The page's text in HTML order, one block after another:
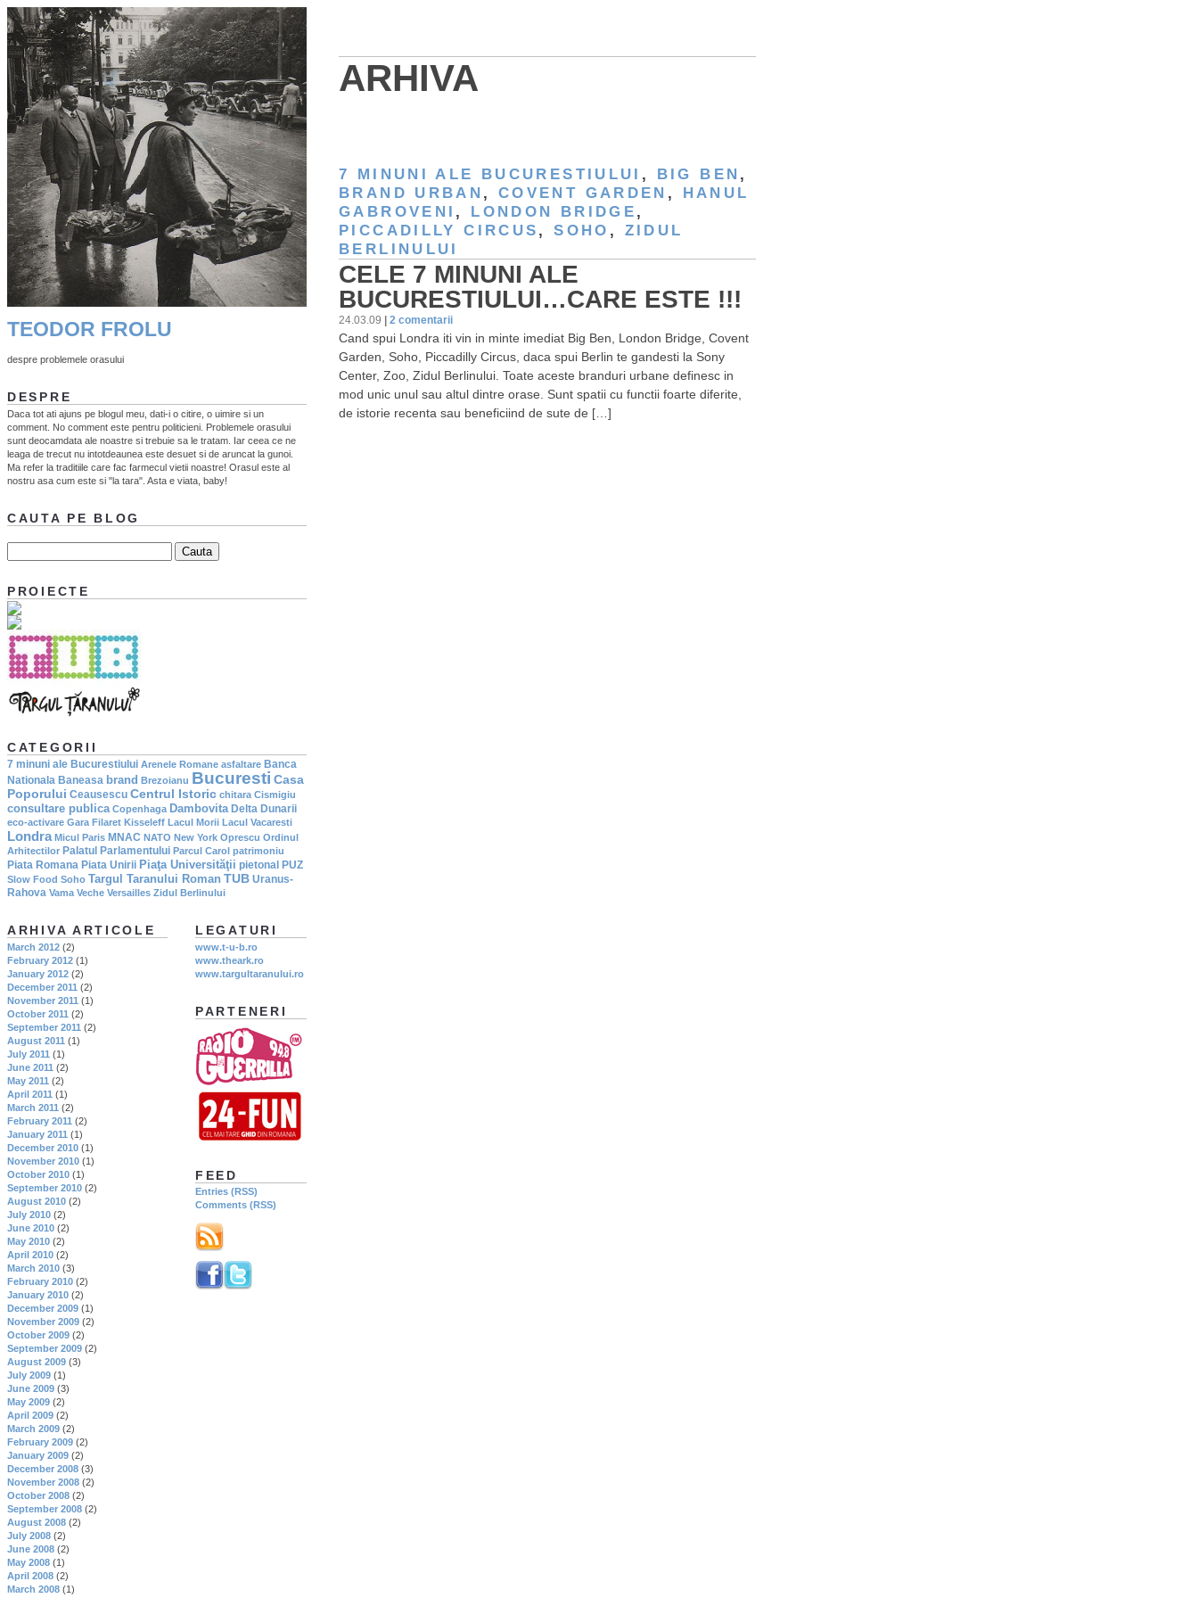
ARHIVA
7 MINUNI ALE BUCURESTIULUI , BIG BEN ,
BRAND URBAN , COVENT GARDEN , HANUL
GABROVENI , LONDON BRIDGE ,
PICCADILLY CIRCUS ,SOHO , ZIDUL
BERLINULUI
CELE 7 MINUNI ALE
BUCURESTIULUI…CARE ESTE !!!
24.03.09 2 comentarii
Cand spui Londra iti vin in minte imediat Big Ben, London Bridge, Covent
Garden, Soho, Piccadilly Circus, daca spui Berlin te gandesti la Sony
Center, Zoo, Zidul Berlinului. Toate aceste branduri urbane definesc in
mod unic unul sau altul dintre orase. Sunt spatii cu functii foarte diferite,
de istorie recenta sau beneficiind de sute de […]
TEODOR FROLU
despre problemele orasului
DESPRE
Daca tot ati ajuns pe blogul meu, dati-i o citire, o uimire si un
comment. No comment este pentru politicieni. Problemele orasului
sunt deocamdata ale noastre si trebuie sa le tratam. Iar ceea ce ne
leaga de trecut nu intotdeaunea este desuet si de aruncat la gunoi.
Ma refer la traditiile care fac farmecul vietii noastre! Orasul este al
nostru asa cum este si "la tara". Asta e viata, baby!
CAUTA PE BLOG
PROIECTE
CATEGORII
7 minuni ale Bucurestiului Arenele Romane asfaltare Banca
Nationala Baneasa brand Brezoianu Bucuresti Casa
Poporului Ceausescu Centrul Istoric chitara Cismigiu
consultare publica Copenhaga Dambovita Delta Dunarii
eco-activare Gara Filaret Kisseleff Lacul Morii Lacul Vacaresti
Londra Micul Paris MNAC NATO New York Oprescu Ordinul
Arhitectilor Palatul Parlamentului Parcul Carol patrimoniu
Piata Romana Piata Unirii Piaţa Universităţii pietonal PUZ
Slow Food Soho Targul Taranului Roman TUB Uranus-
Rahova Vama Veche Versailles Zidul Berlinului
LEGATURI
www.t-u-b.ro
www.theark.ro
www.targultaranului.ro
PARTENERI
FEED
Entries (RSS)
Comments (RSS)
ARHIVA ARTICOLE
March 2012 (2)
February 2012 (1)
January 2012 (2)
December 2011 (2)
November 2011 (1)
October 2011 (2)
September 2011 (2)
August 2011 (1)
July 2011 (1)
June 2011 (2)
May 2011 (2)
April 2011 (1)
March 2011 (2)
February 2011 (2)
January 2011 (1)
December 2010 (1)
November 2010 (1)
October 2010 (1)
September 2010 (2)
August 2010 (2)
July 2010 (2)
June 2010 (2)
May 2010 (2)
April 2010 (2)
March 2010 (3)
February 2010 (2)
January 2010 (2)
December 2009 (1)
November 2009 (2)
October 2009 (2)
September 2009 (2)
August 2009 (3)
July 2009 (1)
June 2009 (3)
May 2009 (2)
April 2009 (2)
March 2009 (2)
February 2009 (2)
January 2009 (2)
December 2008 (3)
November 2008 (2)
October 2008 (2)
September 2008 (2)
August 2008 (2)
July 2008 (2)
June 2008 (2)
May 2008 (1)
April 2008 (2)
March 2008 (1)